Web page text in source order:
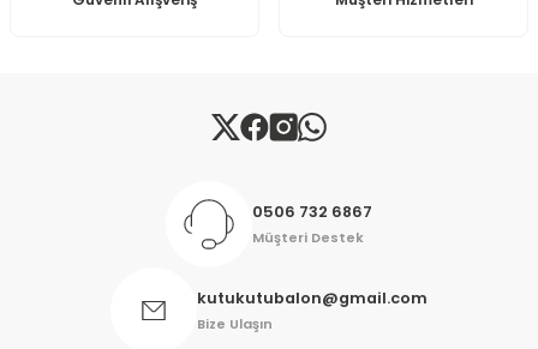
Gönder
0506 732 6867
Müşteri Destek
kutukutubalon@gmail.com
Bize Ulaşın